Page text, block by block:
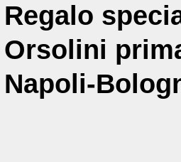
Regalo
Orsolini
Napoli-